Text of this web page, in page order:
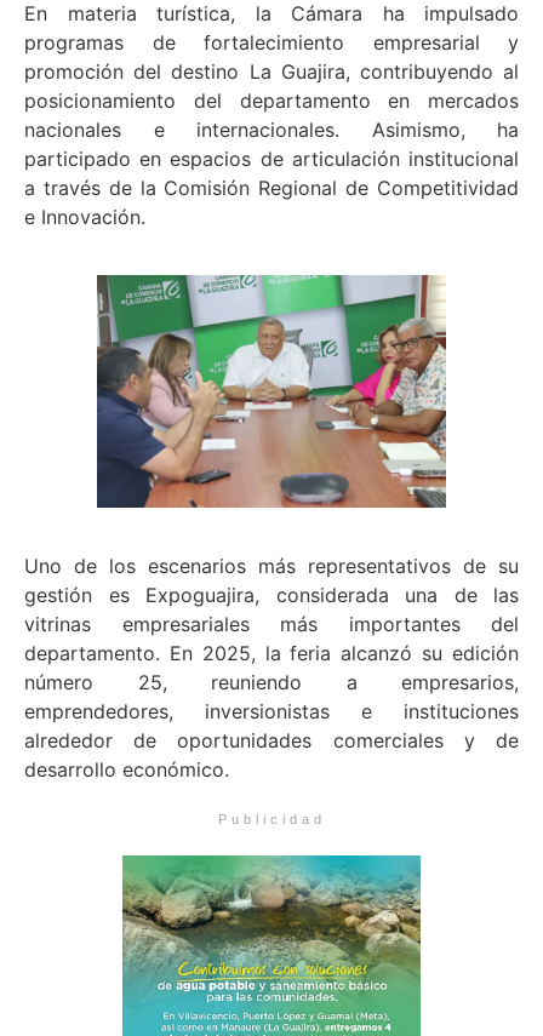
En materia turística, la Cámara ha impulsado
programas de fortalecimiento empresarial y
promoción del destino La Guajira, contribuyendo al
posicionamiento del departamento en mercados
nacionales e internacionales. Asimismo, ha
participado en espacios de articulación institucional
a través de la Comisión Regional de Competitividad
e Innovación.
Uno de los escenarios más representativos de su
gestión es Expoguajira, considerada una de las
vitrinas empresariales más importantes del
departamento. En 2025, la feria alcanzó su edición
número 25, reuniendo a empresarios,
emprendedores, inversionistas e instituciones
alrededor de oportunidades comerciales y de
desarrollo económico.
Publicidad